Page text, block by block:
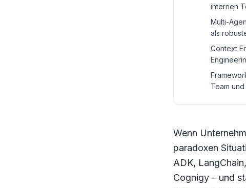
internen
Multi-
als
Context
Team
Wenn
paradoxen
ADK,
Cognigy – und